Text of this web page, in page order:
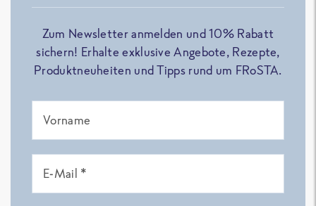
Zum Newsletter anmelden und 10% Rabatt
sichern! Erhalte exklusive Angebote, Rezepte,
Produktneuheiten und Tipps rund um FRoSTA.
Vorname
E-Mail *